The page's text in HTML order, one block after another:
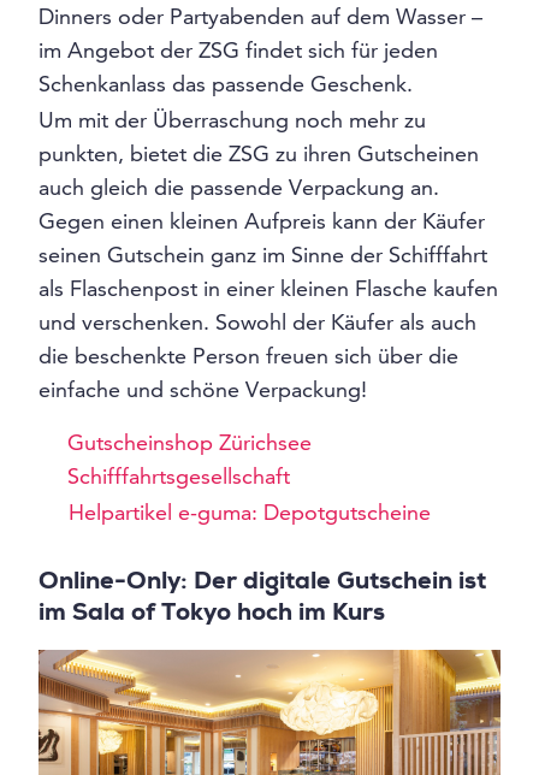
Dinners oder Partyabenden auf dem Wasser –
im Angebot der ZSG findet sich für jeden
Schenkanlass das passende Geschenk.
Um mit der Überraschung noch mehr zu
punkten, bietet die ZSG zu ihren Gutscheinen
auch gleich die passende Verpackung an.
Gegen einen kleinen Aufpreis kann der Käufer
seinen Gutschein ganz im Sinne der Schifffahrt
als Flaschenpost in einer kleinen Flasche kaufen
und verschenken. Sowohl der Käufer als auch
die beschenkte Person freuen sich über die
einfache und schöne Verpackung!
Gutscheinshop Zürichsee
Schifffahrtsgesellschaft
Helpartikel e-guma: Depotgutscheine
Online-Only: Der digitale Gutschein ist
im Sala of Tokyo hoch im Kurs